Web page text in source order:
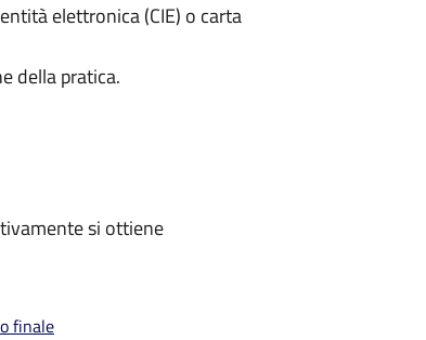
elettronica (CIE) o carta
della pratica.
si ottiene
finale